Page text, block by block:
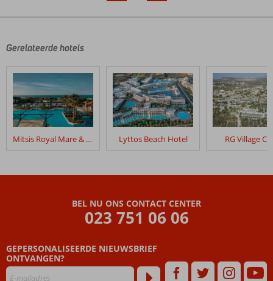
Gerelateerde hotels
Mitsis Royal Mare & Thalasso Resort Lyttos Beach Hotel RG Village
BEL NU ONS CONTACT CENTER
023 751 06 06
GEPERSONALISEERDE NIEUWSBRIEF
ONTVANGEN?